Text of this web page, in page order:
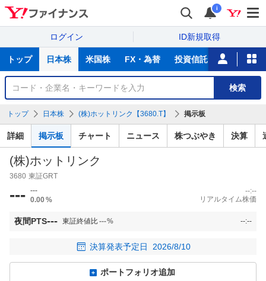
i
ログイン ID新規取得
サ
トップ 日本株 米国株 FX・為替 投資信託 ニュース
銘
検
索
検索
トップ 日本株 (株)ホットリンク【3680.T】 掲示板
詳細 掲示板 チャート ニュース 株つぶやき 決算
(株)ホットリンク
3680 東証GRT
--- ---
0.00%
--:--
リアルタイム株価
夜間PTS--- 東証終値比---% --:--
決算発表予定日 2026/8/10
ポートフォリオ追加